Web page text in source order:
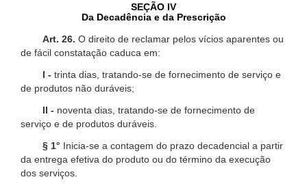
SEÇÃO IV
Da Decadência e da Prescrição
Art. 26. O direito de reclamar pelos vícios aparentes ou
de fácil constatação caduca em:
I - trinta dias, tratando-se de fornecimento de serviço e
de produtos não duráveis;
II - noventa dias, tratando-se de fornecimento de
serviço e de produtos duráveis.
§ 1° Inicia-se a contagem do prazo decadencial a partir
da entrega efetiva do produto ou do término da execução
dos serviços.